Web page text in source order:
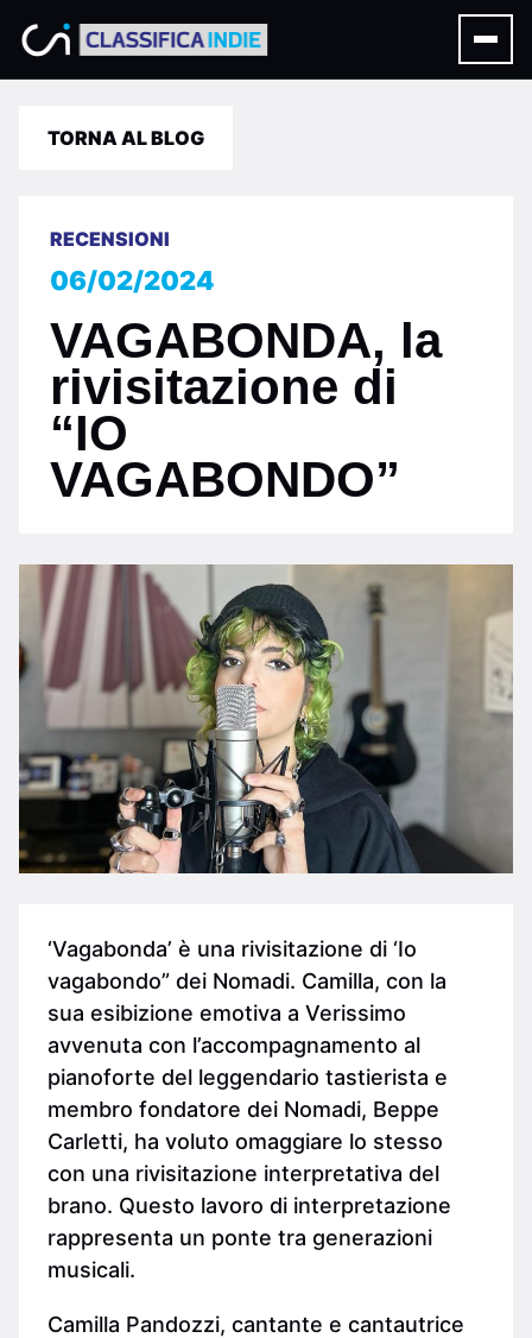
TORNA AL BLOG
RECENSIONI
06/02/2024
VAGABONDA, la
rivisitazione di
“IO
VAGABONDO”
‘Vagabonda’ è una rivisitazione di ‘Io
vagabondo” dei Nomadi. Camilla, con la
sua esibizione emotiva a Verissimo
avvenuta con l’accompagnamento al
pianoforte del leggendario tastierista e
membro fondatore dei Nomadi, Beppe
Carletti, ha voluto omaggiare lo stesso
con una rivisitazione interpretativa del
brano. Questo lavoro di interpretazione
rappresenta un ponte tra generazioni
musicali.
Camilla Pandozzi, cantante e cantautrice